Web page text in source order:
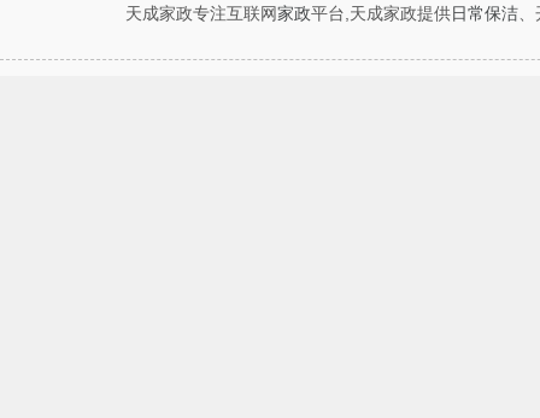
天成家政专注互联网家政平台,天成家政提供日常保洁、